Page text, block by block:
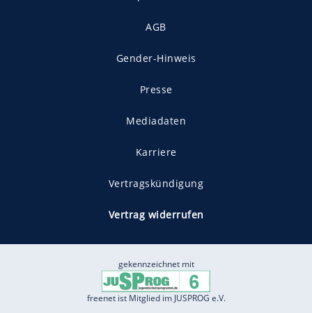
AGB
Gender-Hinweis
Presse
Mediadaten
Karriere
Vertragskündigung
Vertrag widerrufen
gekennzeichnet mit
freenet ist Mitglied im JUSPROG e.V.